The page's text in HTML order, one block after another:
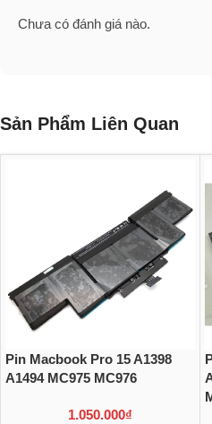
Chưa có đánh giá nào.
Sản Phẩm Liên Quan
Pin Macbook Pro 15 A1398
A1494 MC975 MC976
1.050.000₫